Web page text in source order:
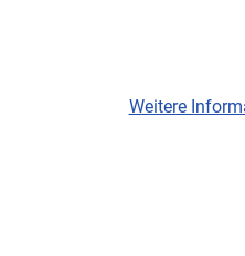
Weitere